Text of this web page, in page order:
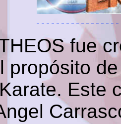
fue
propósito
Este